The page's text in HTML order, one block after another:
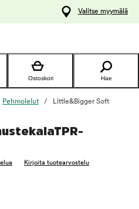
Valitse myymälä
Ostoskori Hae
Pehmolelut
Little&Bigger Soft
Kirjoita tuotearvostelu